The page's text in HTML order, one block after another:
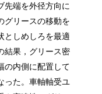
端を外径方向に
グリースの移動を
としめしろを最適
結果，グリース密
の内側に配置して
った。車軸軸受ユ